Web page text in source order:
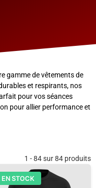
gamme de vêtements de
et respirants, nos
pour vos séances
pour allier performance et
1 - 84 sur 84 produits
EN STOCK